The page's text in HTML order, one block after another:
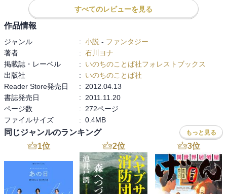
すべてのレビューを見る
作品情報
ジャンル : 小説 - ファンタジー
著者
: 石川ヨナ
掲載誌・レーベル
:
いのちのことば社フォレストブックス
出版社
:
いのちのことば社
Reader Store発売日
:
2012.04.13
書誌発売日
:
2011.11.20
ページ数
:
272ページ
ファイルサイズ
: 0.4MB
同じジャンルのランキング もっと見る
1位 2位 3位